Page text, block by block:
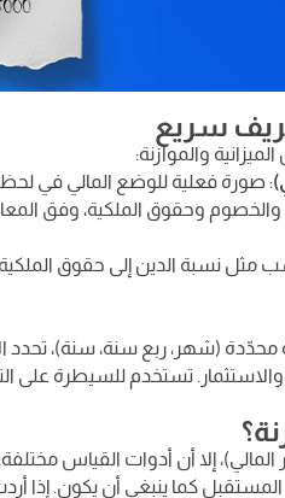
بينهما عبر ست محاور
وأخطاء شائعة ونصائح تطبيقية
سريع
والموازنة:
: صورة فعلية للوضع المالي في
والخصوم وحقوق الملكية، وفق
نسبة الدين إلى حقوق الملكية
(شهر، ربع سنة، سنة)، تحدد
تستخدم للسيطرة على
إلا أن أدوات القياس مختلفة:
كما ينبغي أن يكون. إذا